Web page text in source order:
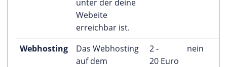
unter der deine
Webeite
erreichbar ist.
Webhosting
Das Webhosting
auf dem
2 -
20 Euro
nein